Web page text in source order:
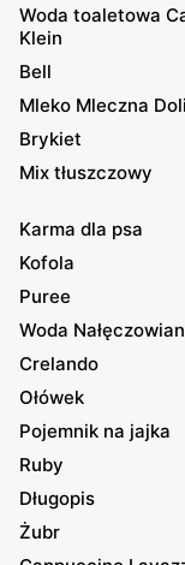
Woda toaletowa
Klein
Bell
Mleko Mleczna
Brykiet
Mix tłuszczowy
Karma dla psa
Kofola
Puree
Woda
Crelando
Ołówek
Pojemnik na jajka
Ruby
Długopis
Żubr